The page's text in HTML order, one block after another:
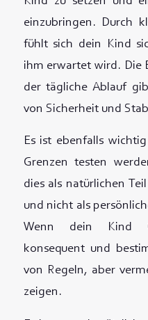
einzubringen. Durch
fühlt sich dein Kind
ihm erwartet wird. Die
der tägliche Ablauf
von Sicherheit und
Es ist ebenfalls
Grenzen testen
dies als natürlichen
und nicht als
Wenn dein Kind
konsequent und
von Regeln, aber
zeigen.